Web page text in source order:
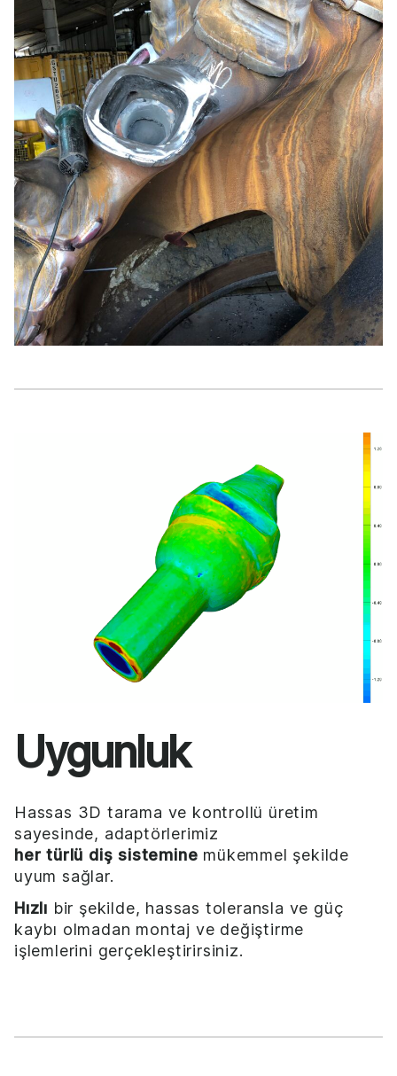
Uygunluk
Hassas 3D tarama ve kontrollü üretim
sayesinde, adaptörlerimiz
her türlü diş sistemine mükemmel şekilde
uyum sağlar.
Hızlı bir şekilde, hassas toleransla ve güç
kaybı olmadan montaj ve değiştirme
işlemlerini gerçekleştirirsiniz.